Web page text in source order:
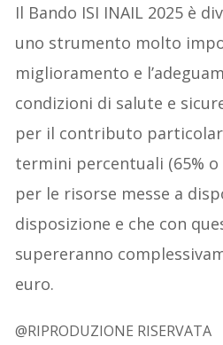
Il Bando ISI INAIL 2025 è
uno strumento molto
miglioramento e
condizioni di salute e
per il contributo
termini percentuali (65%
per le risorse messe a
disposizione e che con
supereranno
euro.
@RIPRODUZIONE RISERVATA